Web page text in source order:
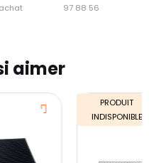
97 88 56
aimer
PRODUIT
INDISPONIBLE